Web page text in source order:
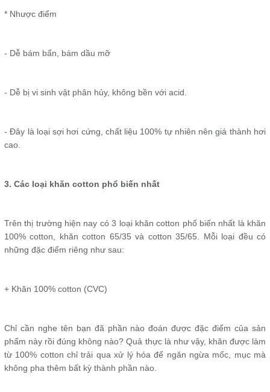
* Nhược điểm
- Dễ bám bẩn, bám dầu mỡ
- Dễ bị vi sinh vật phân hủy, không bền với acid.
- Đây là loại sợi hơi cứng, chất liệu 100% tự nhiên nên giá thành hơi
cao.
3. Các loại khăn cotton phổ biến nhất
Trên thị trường hiện nay có 3 loại khăn cotton phổ biến nhất là khăn
100% cotton, khăn cotton 65/35 và cotton 35/65. Mỗi loại đều có
những đặc điểm riêng như sau:
+ Khăn 100% cotton (CVC)
Chỉ cần nghe tên bạn đã phần nào đoán được đặc điểm của sản
phẩm này rồi đúng không nào? Quả thực là như vậy, khăn được làm
từ 100% cotton chỉ trải qua xử lý hóa để ngăn ngừa mốc, mục mà
không pha thêm bất kỳ thành phần nào.